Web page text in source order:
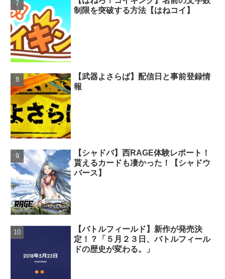
制限を突破する方法【はねコイ】
【武器よさらば】配信日と事前登録情
報
【シャドバ】西RAGE体験レポート！
貰えるカードも凄かった！【シャドウ
バース】
【バトルフィールド】新作が発売決
定！？「５月２３日、バトルフィール
ドの歴史が変わる。」